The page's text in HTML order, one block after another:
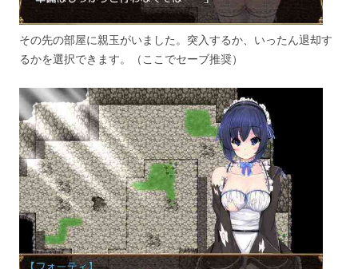
その先の部屋に親玉がいました。突入するか、いったん退却す
るかを選択できます。（ここでセーブ推奨）